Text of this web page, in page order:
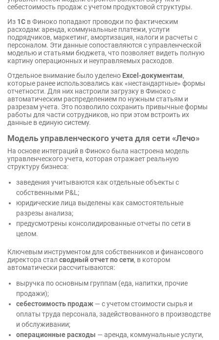
себестоимость продаж с учетом продуктовой структуры.
Из 1С в Финоко попадают проводки по фактическим
расходам: аренда, коммунальные платежи, услуги
подрядчиков, маркетинг, амортизация, налоги и расчеты с
персоналом. Эти данные сопоставляются с управленческой
моделью и статьями бюджета, что позволяет видеть полную
картину операционных и неуправляемых расходов.
Отдельное внимание было уделено Excel-документам,
которые ранее использовались как «нестандартные» формы
отчетности. Для них настроили загрузку в Финоко с
автоматическим распределением по нужным статьям и
разрезам учета. Это позволило сохранить привычные формы
работы для части сотрудников, но при этом встроить их
данные в единую систему.
Модель управленческого учета для сети «Лечо»
На основе интеграций в Финоко была настроена модель
управленческого учета, которая отражает реальную
структуру бизнеса:
заведения учитываются как отдельные объекты с
собственными P&L;
юридические лица выделены как самостоятельные
разрезы анализа;
предусмотрены консолидированные отчеты по сети в
целом.
Ключевым инструментом для собственников и финансового
директора стал сводный отчет по сети, в котором
автоматически рассчитываются:
выручка по основным группам (еда, напитки, прочие
продажи);
себестоимость продаж — с учетом стоимости сырья и
оплаты труда персонала, задействованного в производстве
и обслуживании;
операционные расходы — аренда, коммунальные услуги,